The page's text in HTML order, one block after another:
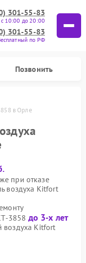
301-55-83
с 10:00 до 20:00
301-55-83
по РФ
Позвонить
в Орле
при отказе
воздуха Kitfort
3858 до 3-х лет
воздуха Kitfort